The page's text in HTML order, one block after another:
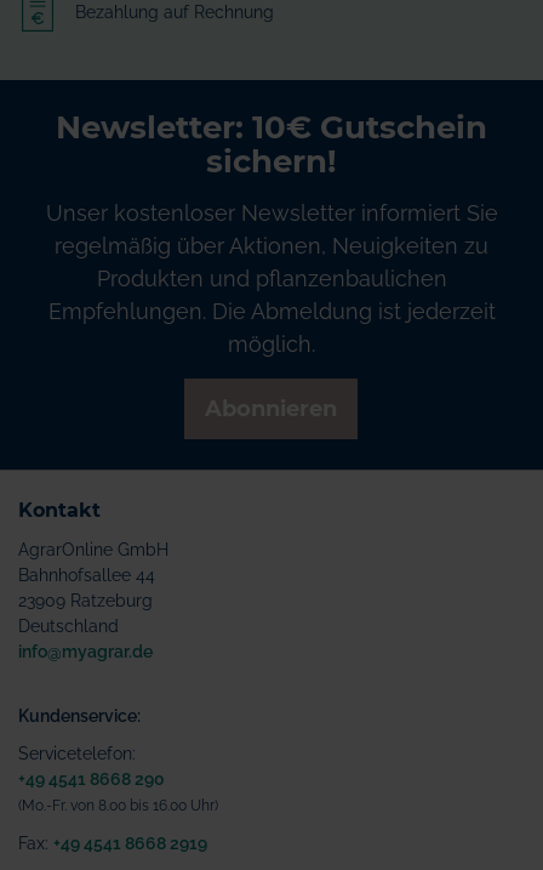
Bezahlung auf Rechnung
Newsletter: 10€ Gutschein
sichern!
Unser kostenloser Newsletter informiert Sie
regelmäßig über Aktionen, Neuigkeiten zu
Produkten und pflanzenbaulichen
Empfehlungen. Die Abmeldung ist jederzeit
möglich.
Kontakt
AgrarOnline GmbH
Bahnhofsallee 44
23909 Ratzeburg
Deutschland
info@myagrar.de
Kundenservice:
Servicetelefon:
+49 4541 8668 290
(Mo.-Fr. von 8.00 bis 16.00 Uhr)
Fax: +49 4541 8668 2919